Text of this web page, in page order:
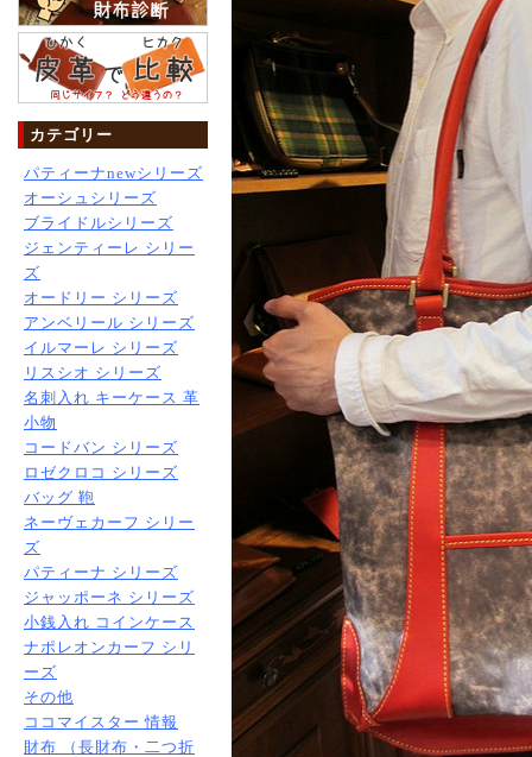
カテゴリー
パティーナnewシリーズ
オーシュシリーズ
ブライドルシリーズ
ジェンティーレ シリー
ズ
オードリー シリーズ
アンベリール シリーズ
イルマーレ シリーズ
リスシオ シリーズ
名刺入れ キーケース 革
小物
コードバン シリーズ
ロゼクロコ シリーズ
バッグ 鞄
ネーヴェカーフ シリー
ズ
パティーナ シリーズ
ジャッポーネ シリーズ
小銭入れ コインケース
ナポレオンカーフ シリ
ーズ
その他
ココマイスター 情報
財布 （長財布・二つ折